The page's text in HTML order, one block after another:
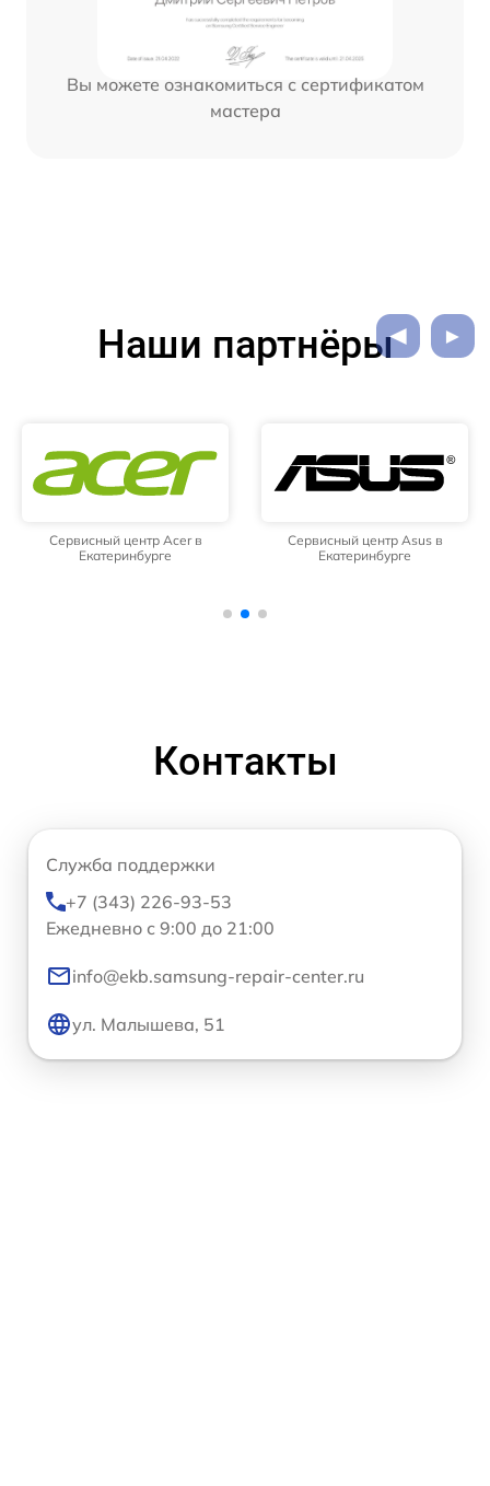
Вы можете ознакомиться с сертификатом
мастера
Наши партнёры
Сервисный центр Acer в
Екатеринбурге
Сервисный центр Asus в
Екатеринбурге
Контакты
Служба поддержки
+7 (343) 226-93-53
Ежедневно с 9:00 до 21:00
info@ekb.samsung-repair-center.ru
ул. Малышева, 51